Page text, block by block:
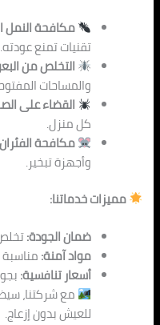
مكافحة النمل
تقنيات تمنع عودته.
التخلص من
والمساحات
القضاء على
كل منزل.
مكافحة
وأجهزة تبخير.
مميزات خدماتنا:
ضمان الجودة:
مواد آمنة:مناسبة
أسعار تنافسية:
مع شركتنا،
للعيش بدون إزعاج.